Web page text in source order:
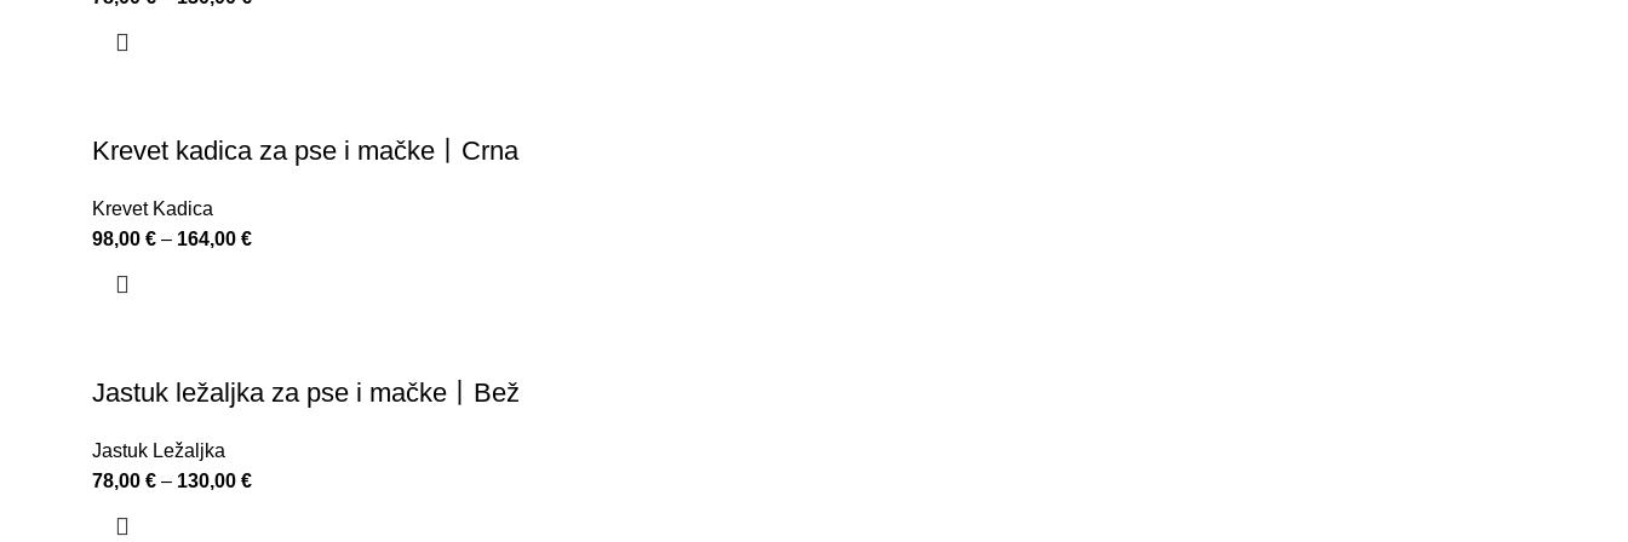
Krevet kadica za pse i mačke丨Crna
Krevet Kadica
98,00 € – 164,00 €
Jastuk ležaljka za pse i mačke丨Bež
Jastuk Ležaljka
78,00 € – 130,00 €